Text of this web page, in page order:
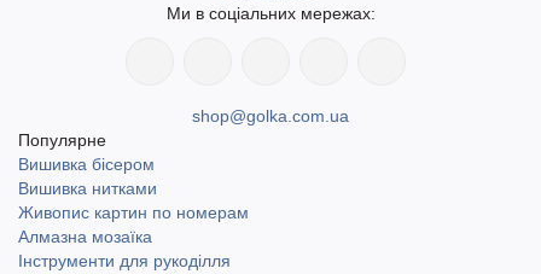
Ми в соціальних мережах:
shop@golka.com.ua
Популярне
Вишивка бісером
Вишивка нитками
Живопис картин по номерам
Алмазна мозаїка
Інструменти для рукоділля